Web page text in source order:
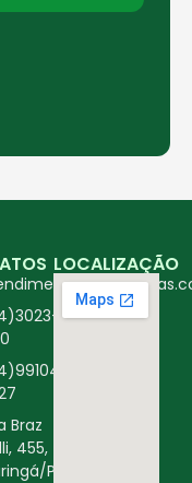
Braz
455,
PR
LOCALIZAÇÃO